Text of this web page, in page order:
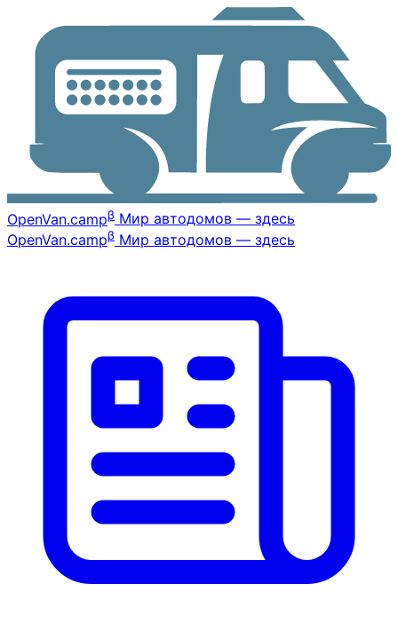
OpenVan.campβ Мир автодомов — здесь
OpenVan.campβ Мир автодомов — здесь